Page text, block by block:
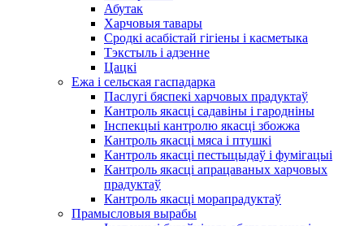
Абутак
Харчовыя тавары
Сродкі асабістай гігіены і касметыка
Тэкстыль і адзенне
Цацкі
Ежа і сельская гаспадарка
Паслугі бяспекі харчовых прадуктаў
Кантроль якасці садавіны і гародніны
Інспекцыі кантролю якасці збожжа
Кантроль якасці мяса і птушкі
Кантроль якасці пестыцыдаў і фумігацыі
Кантроль якасці апрацаваных харчовых
прадуктаў
Кантроль якасці морапрадуктаў
Прамысловыя вырабы